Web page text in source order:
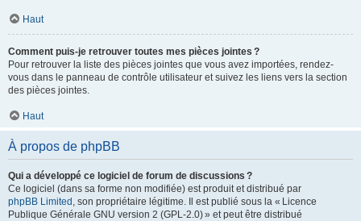
Haut
Comment puis-je retrouver toutes mes pièces jointes ?
Pour retrouver la liste des pièces jointes que vous avez importées, rendez-
vous dans le panneau de contrôle utilisateur et suivez les liens vers la section
des pièces jointes.
Haut
À propos de phpBB
Qui a développé ce logiciel de forum de discussions ?
Ce logiciel (dans sa forme non modifiée) est produit et distribué par
phpBB Limited , son propriétaire légitime. Il est publié sous la « Licence
Publique Générale GNU version 2 (GPL-2.0) » et peut être distribué